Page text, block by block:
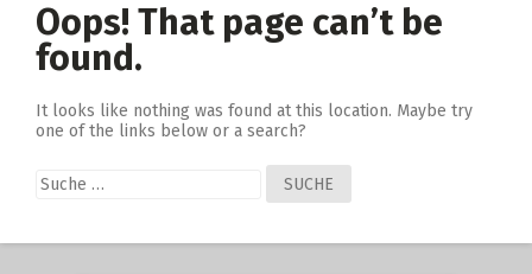
Oops! That page can’t be
found.
It looks like nothing was found at this location. Maybe try
one of the links below or a search?
Suche
nach: